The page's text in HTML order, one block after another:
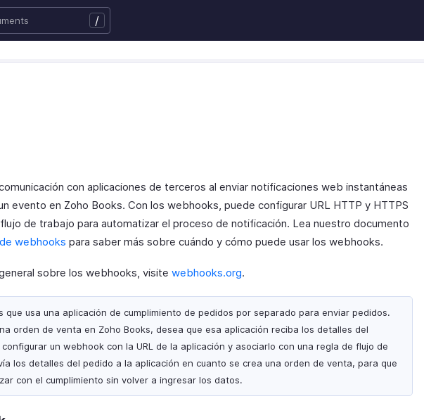
/
con aplicaciones de terceros al enviar notificaciones web instantáneas
evento en Zoho Books. Con los webhooks, puede configurar URL HTTP y HTTPS
de trabajo para automatizar el proceso de notificación. Lea nuestro documento
webhooks para saber más sobre cuándo y cómo puede usar los webhooks.
sobre los webhooks, visite webhooks.org.
que usa una aplicación de cumplimiento de pedidos por separado para enviar pedidos.
orden de venta en Zoho Books, desea que esa aplicación reciba los detalles del
un webhook con la URL de la aplicación y asociarlo con una regla de flujo de
los detalles del pedido a la aplicación en cuanto se crea una orden de venta, para que
con el cumplimiento sin volver a ingresar los datos.